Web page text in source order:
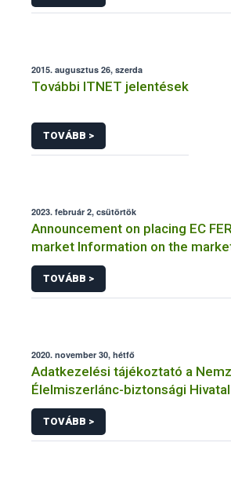
2015. augusztus 26, szerda
További ITNET jelentések
TOVÁBB >
2023. február 2, csütörtök
Announcement on placing EC
market Information on the
FERTILIZER and the application
TOVÁBB >
2020. november 30, hétfő
Adatkezelési tájékoztató a
Élelmiszerlánc-biztonsági
visszaélés-bejelentési
adatkezeléséhez
TOVÁBB >